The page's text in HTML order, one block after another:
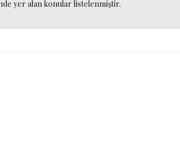
yer alan konular listelenmiştir.